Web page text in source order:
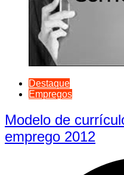
Destaque
Empregos
Modelo de
emprego 2012